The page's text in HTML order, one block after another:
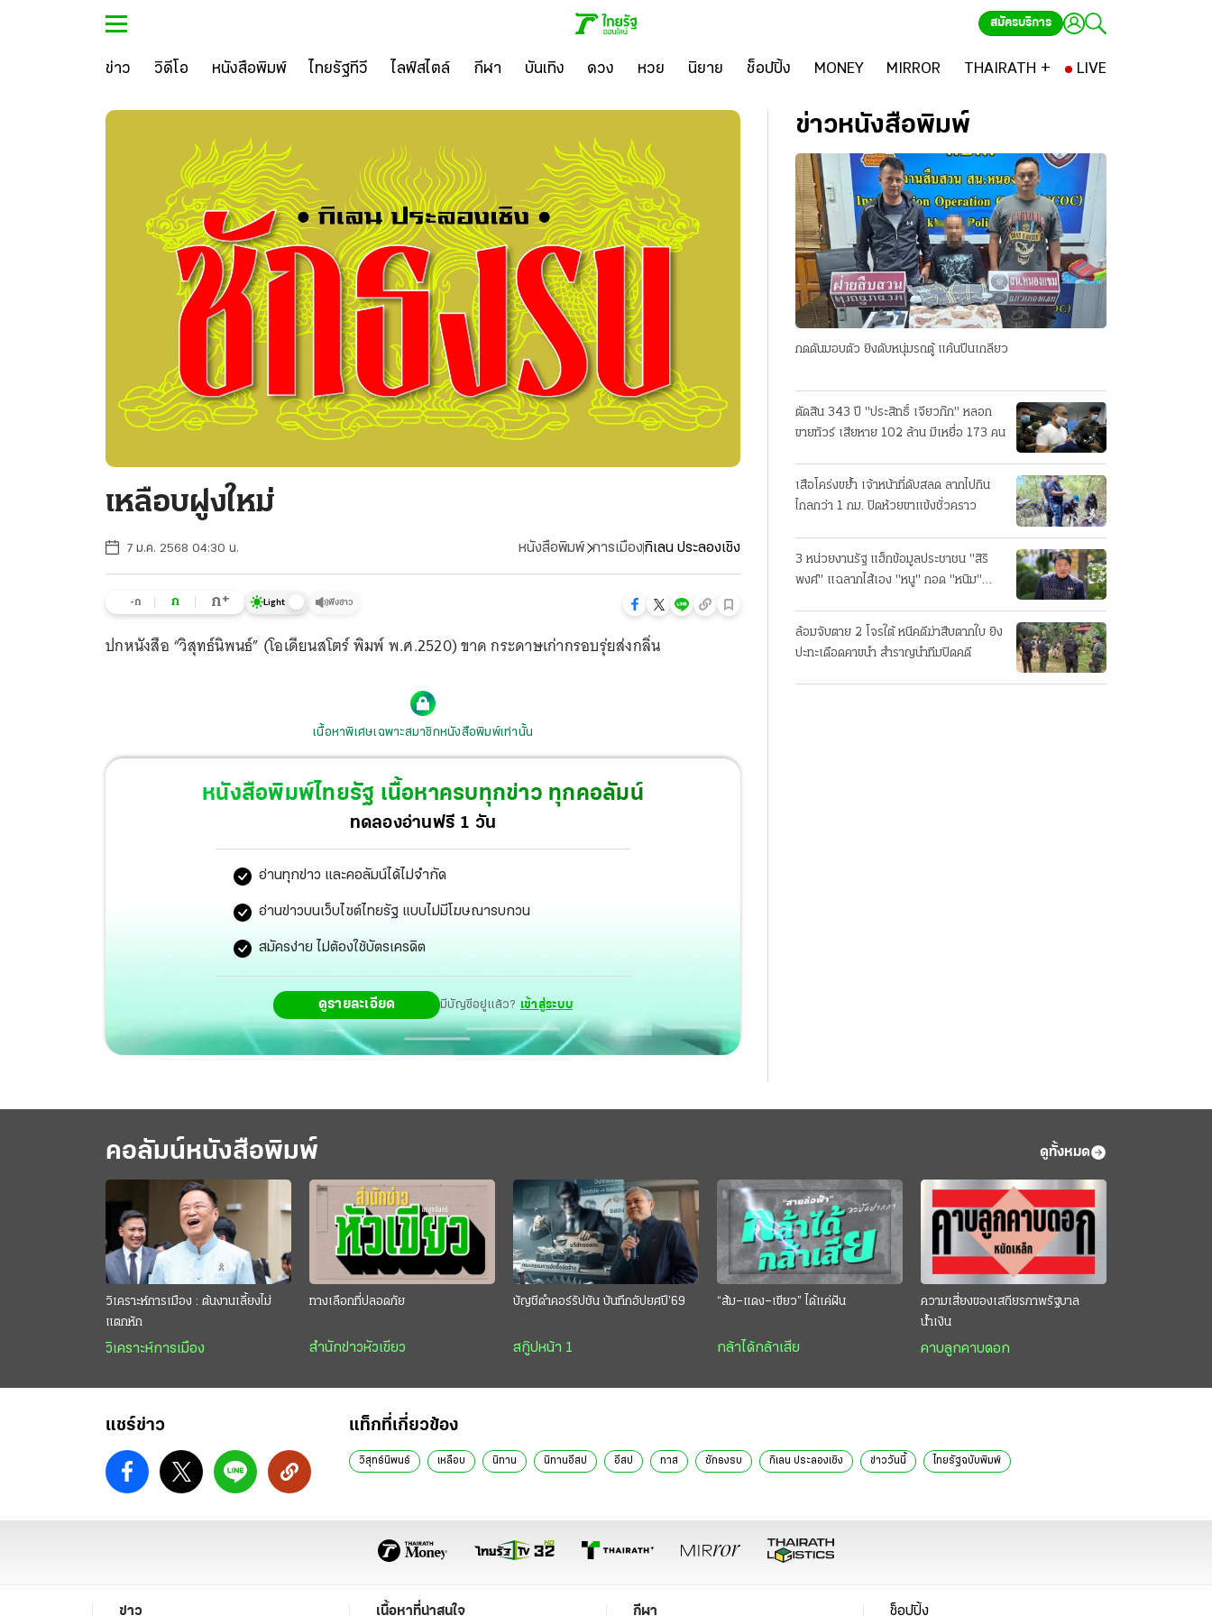
สมัครบริการ
ข่าว วิดีโอ หนังสือพิมพ์ ไทยรัฐทีวี ไลฟ์สไตล์ กีฬา บันเทิง ดวง หวย นิยาย ช็อปปิ้ง MONEY MIRROR THAIRATH + LIVE
เหลือบฝูงใหม่
7 ม.ค. 2568 04:30 น. หนังสือพิมพ์ การเมืองกิเลน ประลองเชิง
-ก ก ก+ Light ฟังข่าว
ปกหนังสือ “วิสุทธ์นิพนธ์” (โอเดียนสโตร์ พิมพ์ พ.ศ.2520) ขาด กระดาษเก่ากรอบรุ่ยส่งกลิ่น
เนื้อหาพิเศษเฉพาะสมาชิกหนังสือพิมพ์เท่านั้น
หนังสือพิมพ์ไทยรัฐ เนื้อหาครบทุกข่าว ทุกคอลัมน์
ทดลองอ่านฟรี 1 วัน
อ่านทุกข่าว และคอลัมน์ได้ไม่จำกัด
อ่านข่าวบนเว็บไซต์ไทยรัฐ แบบไม่มีโฆษณารบกวน
สมัครง่าย ไม่ต้องใช้บัตรเครดิต
ดูรายละเอียด มีบัญชีอยู่แล้ว? เข้าสู่ระบบ
ข่าวหนังสือพิมพ์
กดดันมอบตัว ยิงดับหนุ่มรถตู้ แค้นปีนเกลียว
ตัดสิน 343 ปี "ประสิทธิ์ เจียวก๊ก" หลอก
ขายทัวร์ เสียหาย 102 ล้าน มีเหยื่อ 173 คน
เสือโคร่งขย้ำ เจ้าหน้าที่ดับสลด ลากไปกิน
ไกลกว่า 1 กม. ปิดห้วยขาแข้งชั่วคราว
3 หน่วยงานรัฐ แฮ็กข้อมูลประชาชน "สิริ
พงศ์" แฉลากไส้เอง "หนู" กอด "หนิม"
ล้อมจับตาย 2 โจรใต้ หนีคดีฆ่าสืบตากใบ ยิง
ปะทะเดือดคาขนำ สำราญนำทีมปิดคดี
คอลัมน์หนังสือพิมพ์ ดูทั้งหมด
วิเคราะห์การเมือง : ต้นงานเลี้ยงไม่
แตกหัก
วิเคราะห์การเมือง
ทางเลือกที่ปลอดภัย
สำนักข่าวหัวเขียว
บัญชีดำคอร์รัปชัน บันทึกอัปยศปี’69
สกู๊ปหน้า 1
“ส้ม–แดง–เขียว” ได้แค่ฝัน
กล้าได้กล้าเสีย
ความเสี่ยงของเสถียรภาพรัฐบาล
น้ำเงิน
คาบลูกคาบดอก
แชร์ข่าว แท็กที่เกี่ยวข้อง
วิสุทธ์นิพนธ์ เหลือบ นิทาน นิทานอีสป อีสป ทาส ชักธงรบ กิเลน ประลองเชิง ข่าววันนี้ ไทยรัฐฉบับพิมพ์
ข่าว เนื้อหาที่น่าสนใจ กีฬา ช็อปปิ้ง